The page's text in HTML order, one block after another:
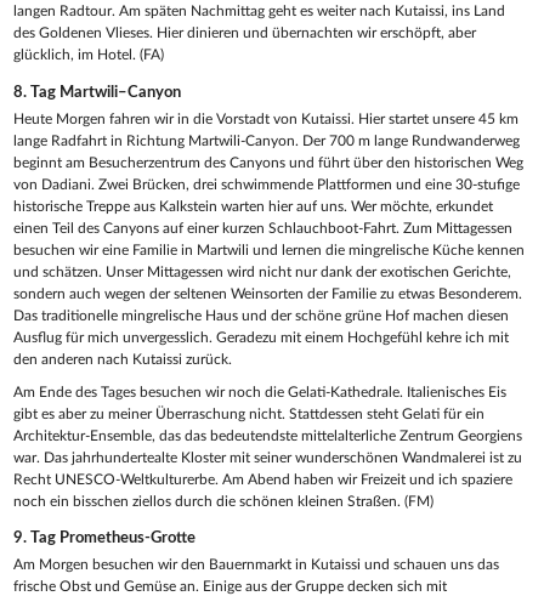
langen Radtour. Am späten Nachmittag geht es weiter nach Kutaissi, ins Land
des Goldenen Vlieses. Hier dinieren und übernachten wir erschöpft, aber
glücklich, im Hotel. (FA)
8. Tag Martwili–Canyon
Heute Morgen fahren wir in die Vorstadt von Kutaissi. Hier startet unsere 45 km
lange Radfahrt in Richtung Martwili-Canyon. Der 700 m lange Rundwanderweg
beginnt am Besucherzentrum des Canyons und führt über den historischen Weg
von Dadiani. Zwei Brücken, drei schwimmende Plattformen und eine 30-stufige
historische Treppe aus Kalkstein warten hier auf uns. Wer möchte, erkundet
einen Teil des Canyons auf einer kurzen Schlauchboot-Fahrt. Zum Mittagessen
besuchen wir eine Familie in Martwili und lernen die mingrelische Küche kennen
und schätzen. Unser Mittagessen wird nicht nur dank der exotischen Gerichte,
sondern auch wegen der seltenen Weinsorten der Familie zu etwas Besonderem.
Das traditionelle mingrelische Haus und der schöne grüne Hof machen diesen
Ausflug für mich unvergesslich. Geradezu mit einem Hochgefühl kehre ich mit
den anderen nach Kutaissi zurück.
Am Ende des Tages besuchen wir noch die Gelati-Kathedrale. Italienisches Eis
gibt es aber zu meiner Überraschung nicht. Stattdessen steht Gelati für ein
Architektur-Ensemble, das das bedeutendste mittelalterliche Zentrum Georgiens
war. Das jahrhundertealte Kloster mit seiner wunderschönen Wandmalerei ist zu
Recht UNESCO-Weltkulturerbe. Am Abend haben wir Freizeit und ich spaziere
noch ein bisschen ziellos durch die schönen kleinen Straßen. (FM)
9. Tag Prometheus-Grotte
Am Morgen besuchen wir den Bauernmarkt in Kutaissi und schauen uns das
frische Obst und Gemüse an. Einige aus der Gruppe decken sich mit